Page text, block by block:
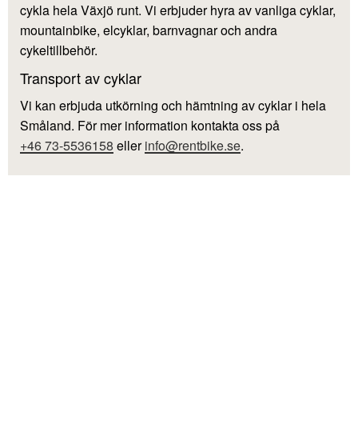
cykla hela Växjö runt. Vi erbjuder hyra av vanliga cyklar,
mountainbike, elcyklar, barnvagnar och andra
cykeltillbehör.
Transport av cyklar
Vi kan erbjuda utkörning och hämtning av cyklar i hela
Småland. För mer information kontakta oss på
+46 73-5536158 ellerinfo@rentbike.se.